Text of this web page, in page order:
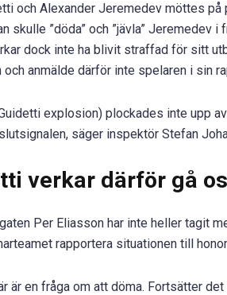
och Alexander Jeremedev möttes
skulle ”döda” och ”jävla” Jeremedev
dock inte ha blivit straffad för sitt
och anmälde därför inte spelaren i sin
explosion) plockades inte upp
säger inspektör Stefan
verkar därför gå
Per Eliasson har inte heller tagit
rapportera situationen till
är en fråga om att döma. Fortsätter